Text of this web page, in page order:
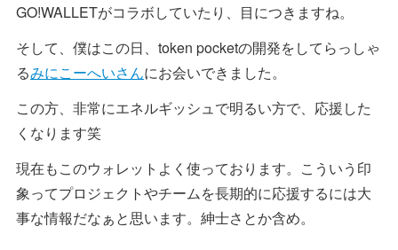
GO!WALLETがコラボしていたり、目につきますね。
そして、僕はこの日、token pocketの開発をしてらっしゃ
るみにこーへいさんにお会いできました。
この方、非常にエネルギッシュで明るい方で、応援した
くなります笑
現在もこのウォレットよく使っております。こういう印
象ってプロジェクトやチームを長期的に応援するには大
事な情報だなぁと思います。紳士さとか含め。